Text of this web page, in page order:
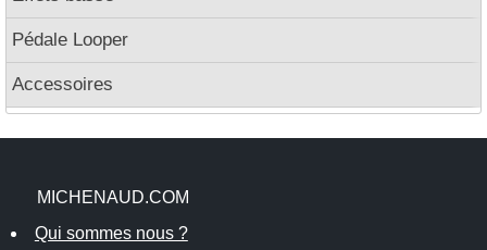
Pédale Looper
Accessoires
MICHENAUD.COM
Qui sommes nous ?